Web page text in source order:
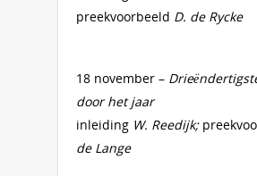
preekvoorbeeld D. de Rycke
18 november –
door het jaar
inleiding W. Reedijk;
de Lange